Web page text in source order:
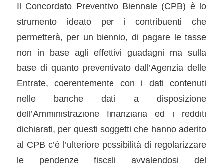
Il Concordato Preventivo Biennale (CPB) è lo
strumento ideato per i contribuenti che
permetterà, per un biennio, di pagare le tasse
non in base agli effettivi guadagni ma sulla
base di quanto preventivato dall’Agenzia delle
Entrate, coerentemente con i dati contenuti
nelle banche dati a disposizione
dell’Amministrazione finanziaria ed i redditi
dichiarati, per questi soggetti che hanno aderito
al CPB c’è l’ulteriore possibilità di regolarizzare
le pendenze fiscali avvalendosi del